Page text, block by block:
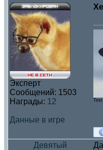
Эксперт
Сообщений: 1503
Награды: 12
Данные в игре
Девятый